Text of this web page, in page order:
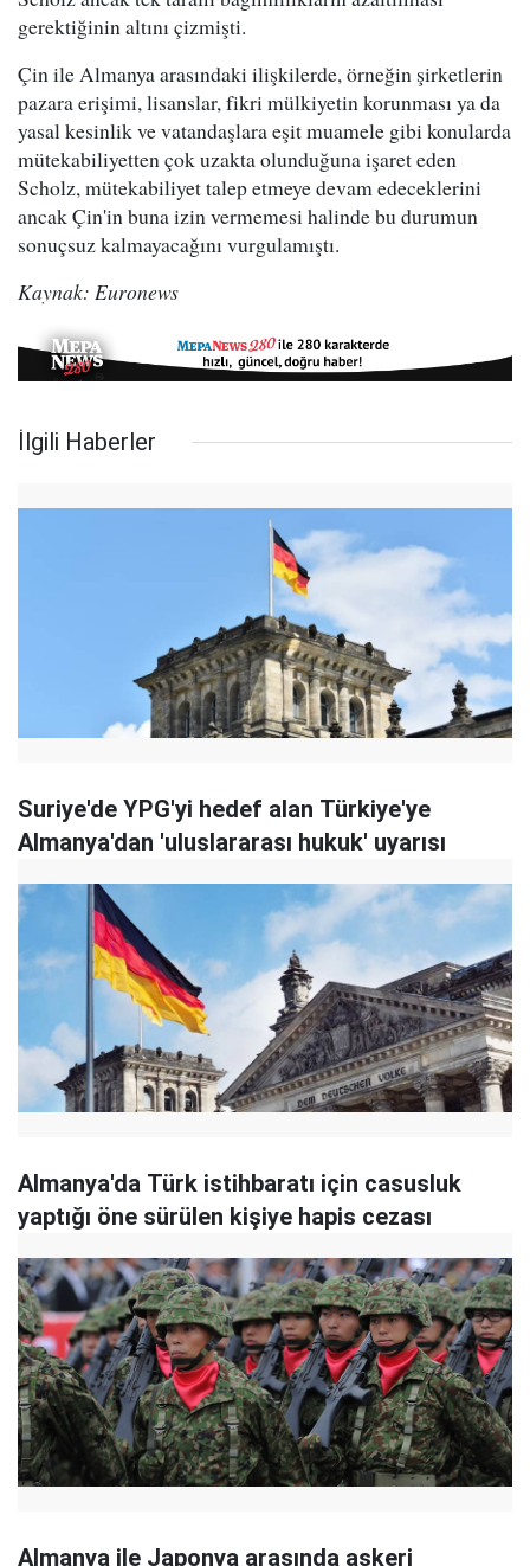
gerektiğinin altını çizmişti.
Çin ile Almanya arasındaki ilişkilerde, örneğin şirketlerin
pazara erişimi, lisanslar, fikri mülkiyetin korunması ya da
yasal kesinlik ve vatandaşlara eşit muamele gibi konularda
mütekabiliyetten çok uzakta olunduğuna işaret eden
Scholz, mütekabiliyet talep etmeye devam edeceklerini
ancak Çin'in buna izin vermemesi halinde bu durumun
sonuçsuz kalmayacağını vurgulamıştı.
Kaynak: Euronews
İlgili Haberler
Suriye'de YPG'yi hedef alan Türkiye'ye
Almanya'dan 'uluslararası hukuk' uyarısı
Almanya'da Türk istihbaratı için casusluk
yaptığı öne sürülen kişiye hapis cezası
Almanya ile Japonya arasında askeri